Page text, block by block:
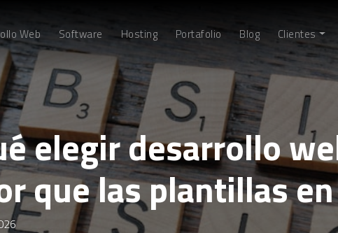
Web Software Hosting Portafolio Blog Clientes
elegir desarrollo
que las plantillas en